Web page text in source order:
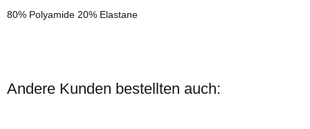
80% Polyamide 20% Elastane
Andere Kunden bestellten auch: